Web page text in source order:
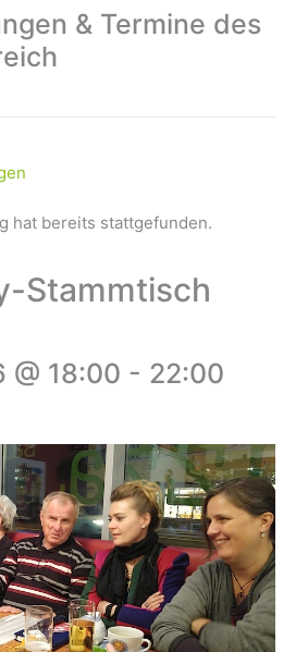
& Termine des
hat bereits stattgefunden.
Stammtisch
@ 18:00 - 22:00